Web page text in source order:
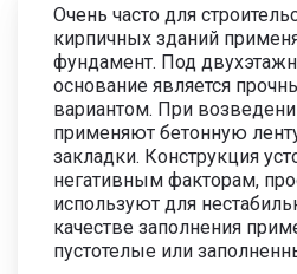
Монтаж сваи 5000 мм.
1
Длина сваи 5500 мм.
2
Монтаж сваи 5500 мм.
1
Длина сваи 6000 мм.
2
Очень часто для
кирпичных зданий
фундамент. Под
основание является
вариантом. При
применяют бетонную
закладки. Конструкция
негативным факторам,
используют для
качестве заполнения
пустотелые или